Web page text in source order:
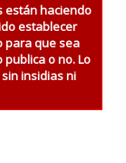
están haciendo
establecer
para que sea
o no. Lo
insidias ni